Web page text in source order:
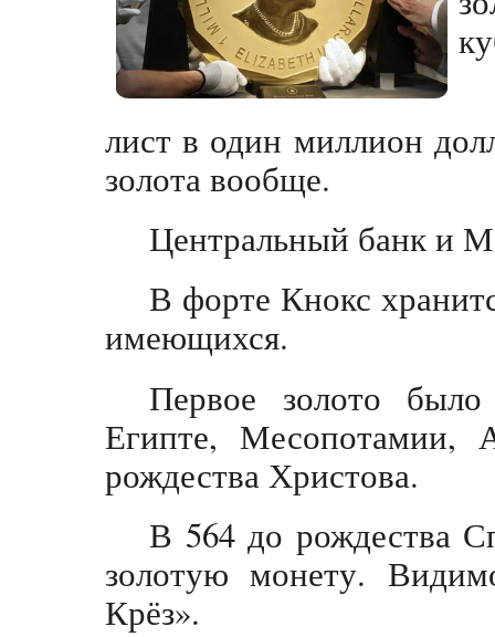
лист в один миллион
золота вообще.
Центральный банк и
В форте Кнокс
имеющихся.
Первое золото
Египте, Месопотамии,
рождества Христова.
В 564 до рождества
золотую монету.
Крёз».